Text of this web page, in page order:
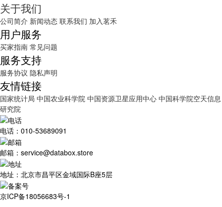
关于我们
公司简介 新闻动态 联系我们 加入茗禾
用户服务
买家指南 常见问题
服务支持
服务协议 隐私声明
友情链接
国家统计局 中国农业科学院 中国资源卫星应用中心 中国科学院空天信息
研究院
电话：010-53689091
邮箱：service@databox.store
地址：北京市昌平区金域国际B座5层
京ICP备18056683号-1